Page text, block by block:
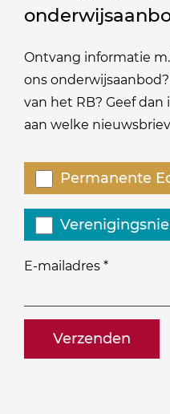
Ontvang informatie
ons
van het RB? Geef
aan welke
E-mailadres *
naam@bedrijf.nl
Welke
nieuwsbrieven
zou
je
willen
Permanente